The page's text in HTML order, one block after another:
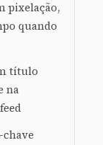
pixelação,
quando
título
na